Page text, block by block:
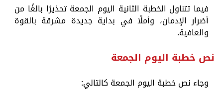
فيما تتناول الخطبة الثانية اليوم الجمعة تحذيرًا بالغًا من
أضرار الإدمان، وأملًا في بداية جديدة مشرقة بالقوة
والعافية.
نص خطبة اليوم الجمعة
وجاء نص خطبة اليوم الجمعة كالتالي: